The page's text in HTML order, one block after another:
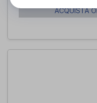
ACQUISTA